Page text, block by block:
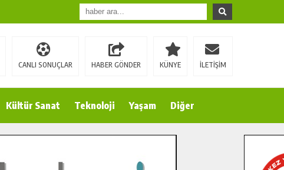
CANLI SONUÇLAR HABER GÖNDER KÜNYE İLETİŞİM
Kültür Sanat Teknoloji Yaşam Diğer